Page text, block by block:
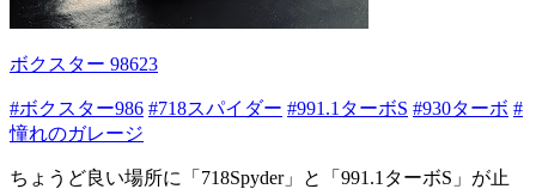
ボクスター 98623
#ボクスター986 #718スパイダー #991.1ターボS #930ターボ #
憧れのガレージ
ちょうど良い場所に「718Spyder」と「991.1ターボS」が止